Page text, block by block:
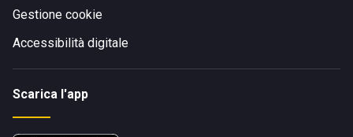
Gestione cookie
Accessibilità digitale
Scarica l'app